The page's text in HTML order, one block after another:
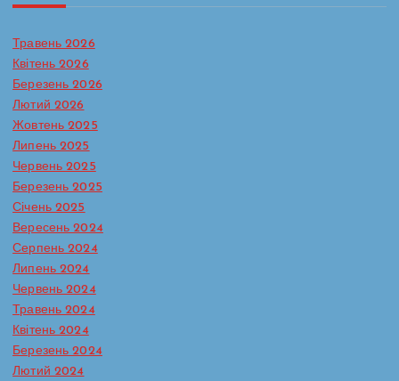
Травень 2026
Квітень 2026
Березень 2026
Лютий 2026
Жовтень 2025
Липень 2025
Червень 2025
Березень 2025
Січень 2025
Вересень 2024
Серпень 2024
Липень 2024
Червень 2024
Травень 2024
Квітень 2024
Березень 2024
Лютий 2024Обізнаність сьогодні — здорове